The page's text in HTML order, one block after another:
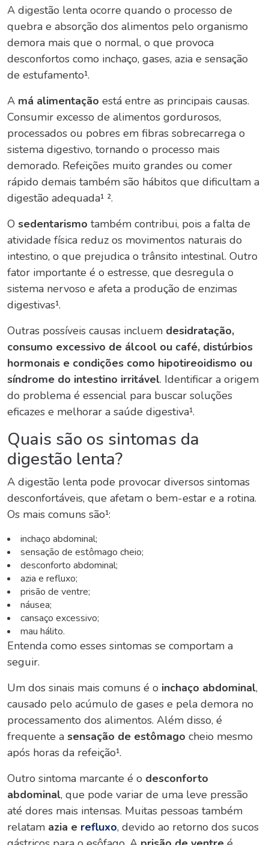
A digestão lenta ocorre quando o processo de
quebra e absorção dos alimentos pelo organismo
demora mais que o normal, o que provoca
desconfortos como inchaço, gases, azia e sensação
de estufamento¹.
A má alimentação está entre as principais causas.
Consumir excesso de alimentos gordurosos,
processados ou pobres em fibras sobrecarrega o
sistema digestivo, tornando o processo mais
demorado. Refeições muito grandes ou comer
rápido demais também são hábitos que dificultam a
digestão adequada¹ ².
O sedentarismo também contribui, pois a falta de
atividade física reduz os movimentos naturais do
intestino, o que prejudica o trânsito intestinal. Outro
fator importante é o estresse, que desregula o
sistema nervoso e afeta a produção de enzimas
digestivas¹.
Outras possíveis causas incluem desidratação,
consumo excessivo de álcool ou café, distúrbios
hormonais e condições como hipotireoidismo ou
síndrome do intestino irritável. Identificar a origem
do problema é essencial para buscar soluções
eficazes e melhorar a saúde digestiva¹.
Quais são os sintomas da
digestão lenta?
A digestão lenta pode provocar diversos sintomas
desconfortáveis, que afetam o bem-estar e a rotina.
Os mais comuns são¹:
inchaço abdominal;
sensação de estômago cheio;
desconforto abdominal;
azia e refluxo;
prisão de ventre;
náusea;
cansaço excessivo;
mau hálito.
Entenda como esses sintomas se comportam a
seguir.
Um dos sinais mais comuns é o inchaço abdominal,
causado pelo acúmulo de gases e pela demora no
processamento dos alimentos. Além disso, é
frequente a sensação de estômago cheio mesmo
após horas da refeição¹.
Outro sintoma marcante é o desconforto
abdominal, que pode variar de uma leve pressão
até dores mais intensas. Muitas pessoas também
relatam azia e refluxo, devido ao retorno dos sucos